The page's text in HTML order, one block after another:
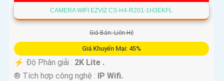
CAMERA WIFI EZVIZ CS-H4-R201-1H3EKFL
Giá Bán: Liên Hệ
Giá Khuyến Mại: 45%
️⚡ Độ Phân giải : 2K Lite .
®️ Tích hợp công nghệ : IP Wifi.